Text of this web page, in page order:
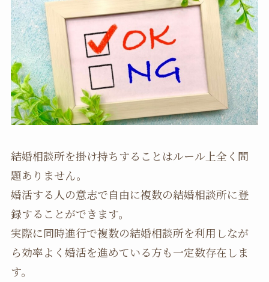
結婚相談所を掛け持ちすることはルール上全く問
題ありません。
婚活する人の意志で自由に複数の結婚相談所に登
録することができます。
実際に同時進行で複数の結婚相談所を利用しなが
ら効率よく婚活を進めている方も一定数存在しま
す。